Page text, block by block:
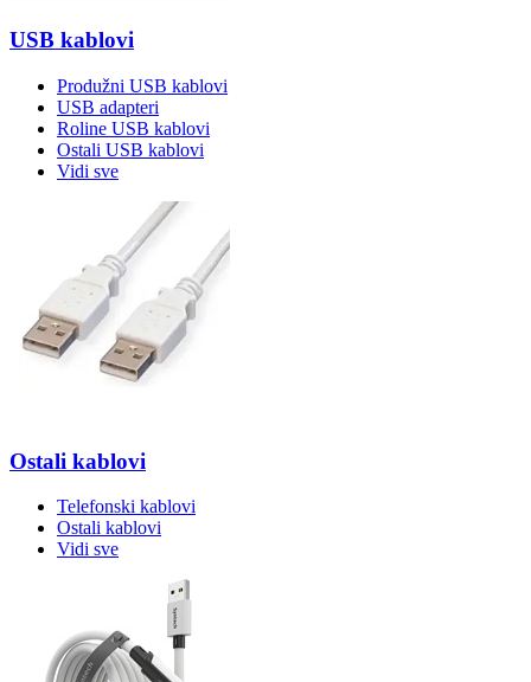
USB kablovi
Produžni USB kablovi
USB adapteri
Roline USB kablovi
Ostali USB kablovi
Vidi sve
Ostali kablovi
Telefonski kablovi
Ostali kablovi
Vidi sve